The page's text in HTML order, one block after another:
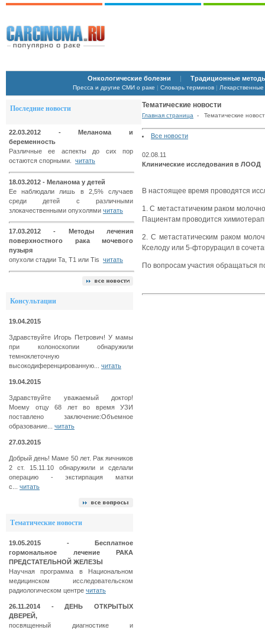
Онкологические болезни | Традиционные
Пресса и другие СМИ о раке | Словарь терминов| Лекарственные
Последние новости
22.03.2012 - Меланома и
беременность
Различные ее аспекты до сих пор
остаются спорными. читать
18.03.2012 - Меланома у детей
Ее наблюдали лишь в 2,5% случаев
среди детей с различными
злокачественными опухолями читать
17.03.2012 - Методы лечения
поверхностного рака мочевого
пузыря
опухоли стадии Ta, T1 или Tis читать
Консультации
19.04.2015
Здравствуйте Игорь Петрович! У мамы
при колоноскопии обнаружили
темноклеточную
высокодиференцированную... читать
19.04.2015
Здравствуйте уважаемый доктор!
Моему отцу 68 лет во время УЗИ
поставлено заключение:Объемное
образование... читать
27.03.2015
Добрый день! Маме 50 лет. Рак яичников
2 ст. 15.11.10 обнаружили и сделали
операцию - экстирпация матки
с... читать
Тематические новости
19.05.2015 - Бесплатное
гормональное лечение РАКА
ПРЕДСТАТЕЛЬНОЙ ЖЕЛЕЗЫ
Научная программа в Национальном
медицинском исследовательском
радиологическом центре читать
26.11.2014 - ДЕНЬ ОТКРЫТЫХ
ДВЕРЕЙ,
посвященный диагностике и
Тематические новости
Главная страница - Тематические
Все новости
02.08.11
Клинические исследования в ЛООД
В настоящее время проводятся
1. С метастатичеким раком
Пациентам проводится
2. С метастатическим раком
Кселоду или 5-фторурацил в
По вопросам участия обращаться